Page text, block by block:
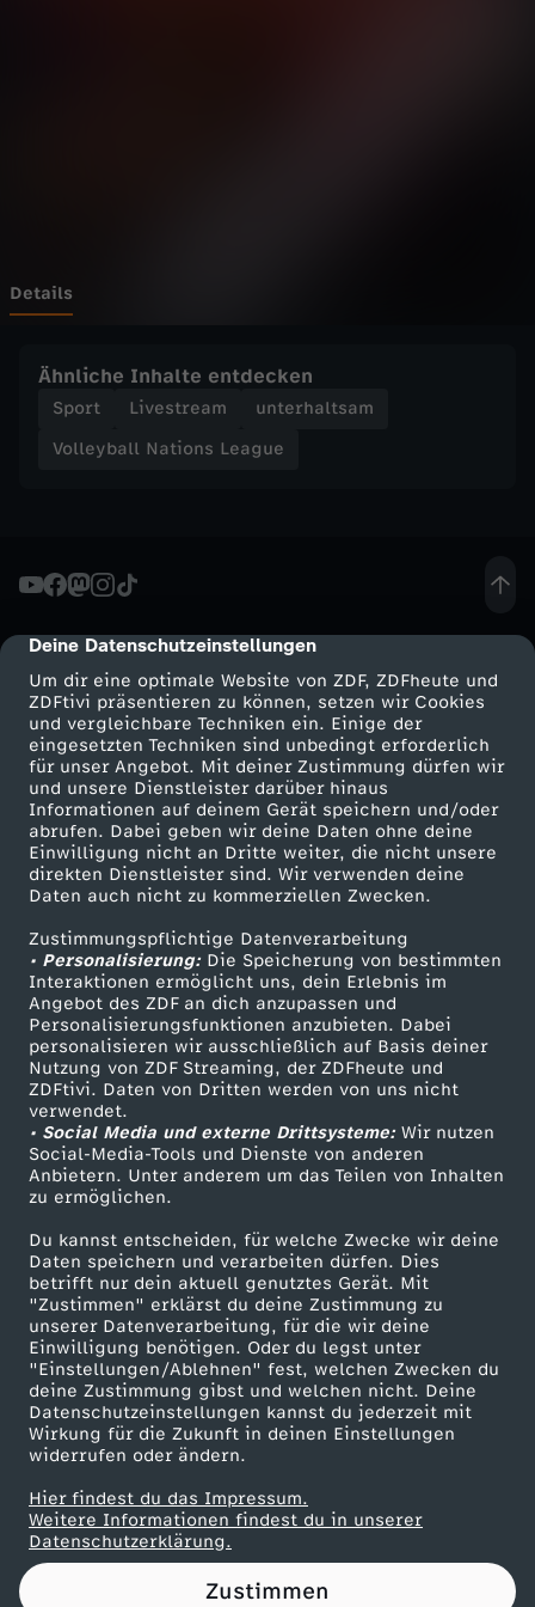
cmp-dialog-description
Deine Datenschutzeinstellungen
Um dir eine optimale Website von ZDF, ZDFheute und
ZDFtivi präsentieren zu können, setzen wir Cookies
und vergleichbare Techniken ein. Einige der
eingesetzten Techniken sind unbedingt erforderlich
für unser Angebot. Mit deiner Zustimmung dürfen wir
und unsere Dienstleister darüber hinaus
Informationen auf deinem Gerät speichern und/oder
abrufen. Dabei geben wir deine Daten ohne deine
Einwilligung nicht an Dritte weiter, die nicht unsere
direkten Dienstleister sind. Wir verwenden deine
Daten auch nicht zu kommerziellen Zwecken.
Zustimmungspflichtige Datenverarbeitung
• Personalisierung:Die Speicherung von bestimmten
Interaktionen ermöglicht uns, dein Erlebnis im
Angebot des ZDF an dich anzupassen und
Personalisierungsfunktionen anzubieten. Dabei
personalisieren wir ausschließlich auf Basis deiner
Nutzung von ZDF Streaming, der ZDFheute und
ZDFtivi. Daten von Dritten werden von uns nicht
verwendet.
• Social Media und externe Drittsysteme:Wir nutzen
Social-Media-Tools und Dienste von anderen
Anbietern. Unter anderem um das Teilen von Inhalten
zu ermöglichen.
Du kannst entscheiden, für welche Zwecke wir deine
Daten speichern und verarbeiten dürfen. Dies
betrifft nur dein aktuell genutztes Gerät. Mit
"Zustimmen" erklärst du deine Zustimmung zu
unserer Datenverarbeitung, für die wir deine
Einwilligung benötigen. Oder du legst unter
"Einstellungen/Ablehnen" fest, welchen Zwecken du
deine Zustimmung gibst und welchen nicht. Deine
Datenschutzeinstellungen kannst du jederzeit mit
Wirkung für die Zukunft in deinen Einstellungen
widerrufen oder ändern.
Hier findest du das Impressum.
Weitere Informationen findest du in unserer
Datenschutzerklärung.
Zustimmen
t
o
L
e
a
g
u
e
-
D
e
u
t
s
c
h
l
a
n
d
Details
Ähnliche Inhalte entdecken
Sport Livestream
unterhaltsam
Volleyball Nations League
Mehr ZDF
ZDF-Apps
Smart TV
ZDFtext
Livestreams
Sendungen A-Z
TV-Programm
Service
ZDFmitreden
Kontakt zum ZDF
Tickets
Zuschauerservice
Hilfe
ZDF Unternehmen
Karriere
ZDF goes Schule
Werbefernsehen
Mainzelmännchen
Partner